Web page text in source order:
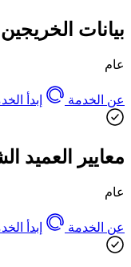
بيانات الخريجين
عام
عن الخدمة إبدأ
معايير العميد
عام
عن الخدمة إبدأ